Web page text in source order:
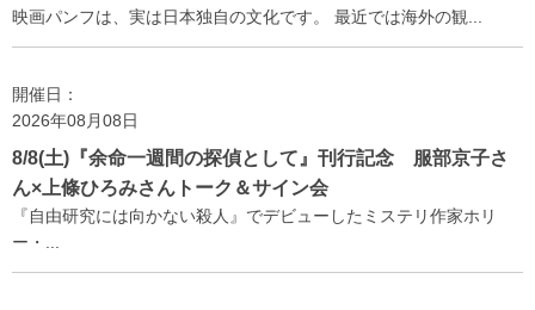
映画パンフは、実は日本独自の文化です。 最近では海外の観...
開催日：
2026年08月08日
8/8(土)『余命一週間の探偵として』刊行記念 服部京子さ
ん×上條ひろみさんトーク＆サイン会
『自由研究には向かない殺人』でデビューしたミステリ作家ホリ
ー・...